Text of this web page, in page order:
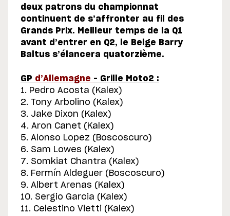
deux patrons du championnat
continuent de s’affronter au fil des
Grands Prix. Meilleur temps de la Q1
avant d’entrer en Q2, le Belge Barry
Baltus s’élancera quatorzième.
GP d’Allemagne – Grille Moto2 :
1. Pedro Acosta (Kalex)
2. Tony Arbolino (Kalex)
3. Jake Dixon (Kalex)
4. Aron Canet (Kalex)
5. Alonso Lopez (Boscoscuro)
6. Sam Lowes (Kalex)
7. Somkiat Chantra (Kalex)
8. Fermín Aldeguer (Boscoscuro)
9. Albert Arenas (Kalex)
10. Sergio Garcia (Kalex)
11. Celestino Vietti (Kalex)